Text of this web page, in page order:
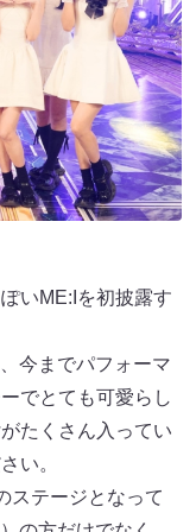
いME:Iを初披露す
今までパフォーマ
でとても可愛らし
たくさん入ってい
い。
ステージとなって